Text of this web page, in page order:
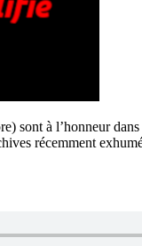
à l’honneur
récemment